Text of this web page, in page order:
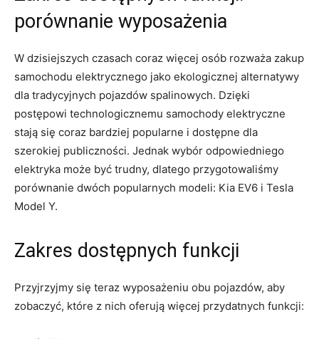
porównanie wyposażenia
W⁣ dzisiejszych czasach coraz więcej osób rozważa zakup
samochodu elektrycznego jako ekologicznej alternatywy
dla tradycyjnych pojazdów ⁢spalinowych. ⁤Dzięki
postępowi technologicznemu samochody elektryczne
stają ⁤się coraz⁤ bardziej popularne i dostępne dla
szerokiej publiczności. Jednak wybór odpowiedniego
elektryka może być trudny, dlatego przygotowaliśmy
porównanie dwóch popularnych modeli: Kia EV6⁤ i Tesla
Model Y.
Zakres dostępnych funkcji
Przyjrzyjmy⁤ się ⁢teraz‌ wyposażeniu obu pojazdów, aby
zobaczyć, które z nich oferują więcej przydatnych funkcji: